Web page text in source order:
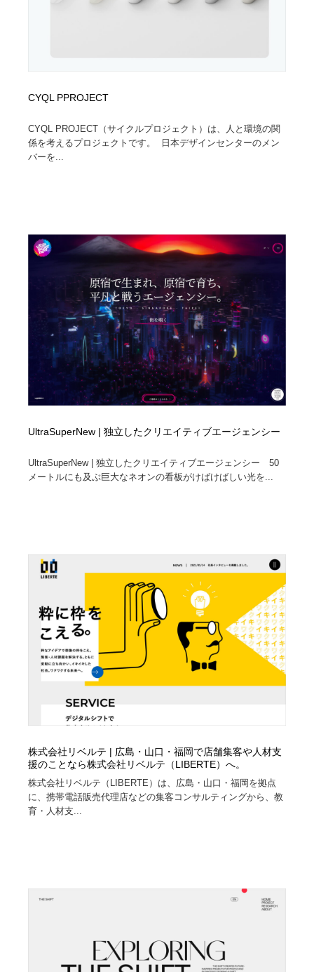
CYQL PPROJECT
CYQL PROJECT（サイクルプロジェクト）は、人と環境の関
係を考えるプロジェクトです。 日本デザインセンターのメン
バーを...
UltraSuperNew | 独立したクリエイティブエージェンシー
UltraSuperNew | 独立したクリエイティブエージェンシー 50
メートルにも及ぶ巨大なネオンの看板がけばけばしい光を...
株式会社リベルテ | 広島・山口・福岡で店舗集客や人材支
援のことなら株式会社リベルテ（LIBERTE）へ。
株式会社リベルテ（LIBERTE）は、広島・山口・福岡を拠点
に、携帯電話販売代理店などの集客コンサルティングから、教
育・人材支...